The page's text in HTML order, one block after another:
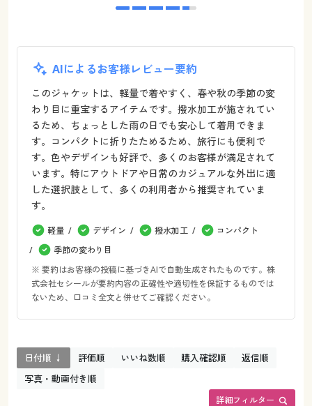
AIによるお客様レビュー要約
このジャケットは、軽量で着やすく、春や秋の季節の変
わり目に重宝するアイテムです。撥水加工が施されてい
るため、ちょっとした雨の日でも安心して着用できま
す。コンパクトに折りたためるため、旅行にも便利で
す。色やデザインも好評で、多くのお客様が満足されて
います。特にアウトドアや日常のカジュアルな外出に適
した選択肢として、多くの利用者から推奨されていま
す。
軽量 デザイン 撥水加工
コンパクト
季節の変わり目
※ 要約はお客様の投稿に基づきAIで自動生成されたものです。株
式会社セシールが要約内容の正確性や適切性を保証するものでは
ないため、口コミ全文と併せてご確認ください。
詳細フィルター
日付順 ↓ 評価順 いいね数順 購入確認順
返信順
写真・動画付き順